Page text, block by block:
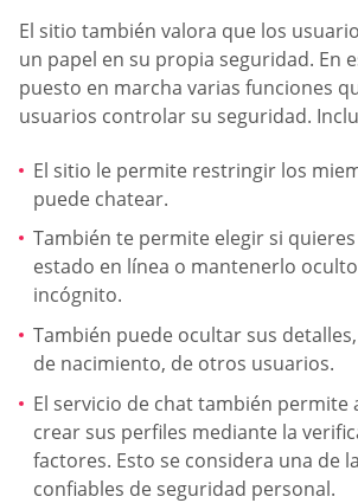
El sitio también valora que los
un papel en su propia seguridad. En
puesto en marcha varias funciones
usuarios controlar su seguridad.
El sitio le permite restringir los
puede chatear.
También te permite elegir si
estado en línea o mantenerlo
incógnito.
También puede ocultar sus
de nacimiento, de otros usuarios.
El servicio de chat también permite
crear sus perfiles mediante la
factores. Esto se considera una de
confiables de seguridad personal.